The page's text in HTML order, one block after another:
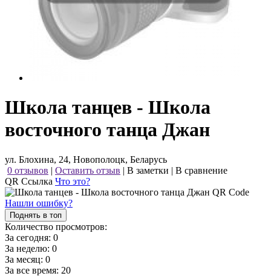
Школа танцев - Школа
восточного танца Джан
ул. Блохина, 24, Новополоцк, Беларусь
0 отзывов | Оставить отзыв | В заметки | В сравнение
QR Ссылка Что это?
Нашли ошибку?
Поднять в топ
Количество просмотров:
За сегодня: 0
За неделю: 0
За месяц: 0
За все время: 20